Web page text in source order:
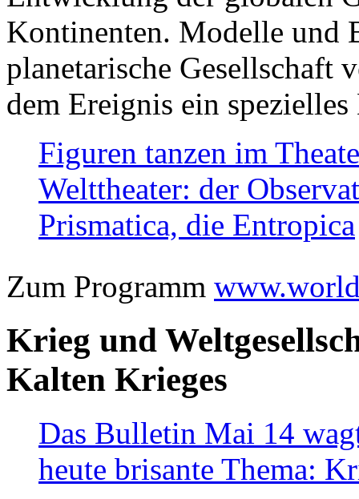
Kontinenten. Modelle und
planetarische Gesellschaft
dem Ereignis ein
Figuren tanzen im
Welttheater: der
Prismatica, die Entropica
Zum Programm
Krieg und
Kalten Krieges
Das Bulletin Mai 14
heute brisante Thema: